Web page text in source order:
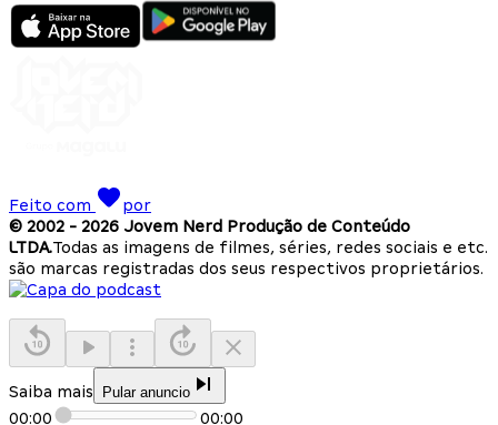
Feito com
por
© 2002 - 2026 Jovem Nerd Produção de Conteúdo
LTDA.Todas as imagens de filmes, séries, redes sociais e etc.
são marcas registradas dos seus respectivos proprietários.
Saiba mais Pular anuncio
00:00 00:00